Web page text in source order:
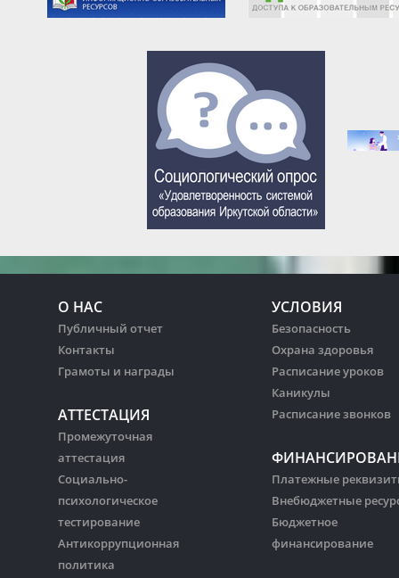
О НАС
Публичный отчет
Контакты
Грамоты и награды
АТТЕСТАЦИЯ
Промежуточная
аттестация
Социально-
психологическое
тестирование
Антикоррупционная
политика
УСЛОВИЯ
Безопасность
Охрана здоровья
Расписание уроков
Каникулы
Расписание звонков
Платежные
Внебюджетные
Бюджетное
финансирование